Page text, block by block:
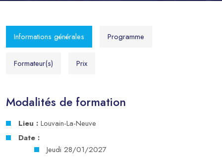
Informations générales Programme
Formateur(s) Prix
Modalités de formation
Lieu : Louvain-La-Neuve
Date :
Jeudi 28/01/2027